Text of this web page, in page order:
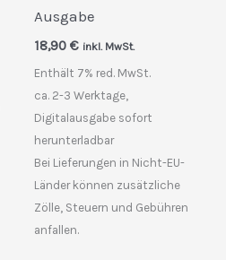
Ausgabe
18,90 € inkl. MwSt.
Enthält 7% red. MwSt.
ca. 2-3 Werktage,
Digitalausgabe sofort
herunterladbar
Bei Lieferungen in Nicht-EU-
Länder können zusätzliche
Zölle, Steuern und Gebühren
anfallen.